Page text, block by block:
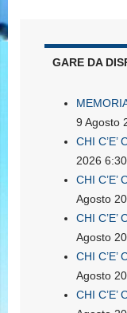
GARE DA
9 Agosto
CHI C’E’
2026 6:30
CHI C’E’
Agosto
CHI C’E’
Agosto
CHI C’E’
Agosto
CHI C’E’